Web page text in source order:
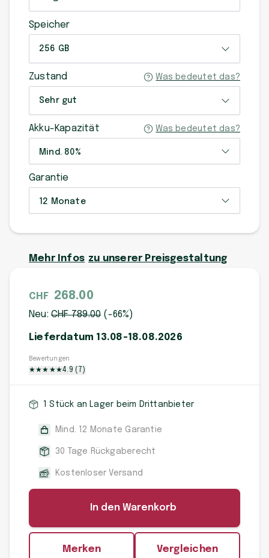
Speicher
256 GB
Zustand Was bedeutet das?
Sehr gut
Akku-Kapazität Was bedeutet das?
Mind. 80%
Garantie
12 Monate
Mehr Infos zu unserer Preisgestaltung
CHF 268.00
Neu:CHF789.00 (-66%)
Lieferdatum 13.08-18.08.2026
Bewertungen
★★★ ★★4.9 ( 7 )
1 Stück an Lager beim Drittanbieter
Mind. 12 Monate Garantie
30 Tage Rückgaberecht
Kostenloser Versand
In den Warenkorb
Merken Vergleichen